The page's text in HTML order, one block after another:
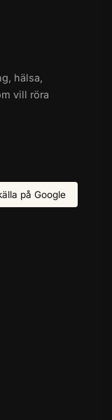
hälsa,
vill röra
på Google